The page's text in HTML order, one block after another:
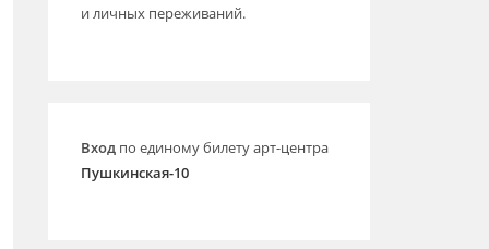
и личных переживаний.
Входпо единому билету арт-центра
Пушкинская-10